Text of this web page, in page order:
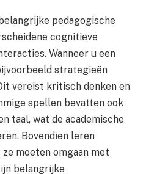
pedagogische
cognitieve
Wanneer u een
strategieën
vereist kritisch denken en
spellen bevatten ook
taal, wat de academische
Bovendien leren
moeten omgaan met
belangrijke